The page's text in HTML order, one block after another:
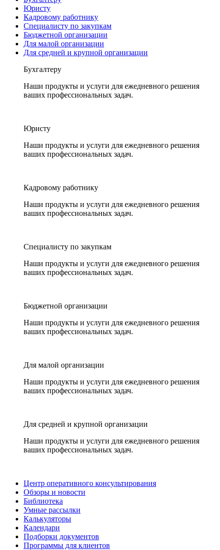
Юристу
Кадровому работнику
Специалисту по закупкам
Бюджетной организации
Для малой организации
Для средней и крупной организации
Бухгалтеру
Наши продукты и услуги для ежедневного решения
ваших профессиональных задач.
Юристу
Наши продукты и услуги для ежедневного решения
ваших профессиональных задач.
Кадровому работнику
Наши продукты и услуги для ежедневного решения
ваших профессиональных задач.
Специалисту по закупкам
Наши продукты и услуги для ежедневного решения
ваших профессиональных задач.
Бюджетной организации
Наши продукты и услуги для ежедневного решения
ваших профессиональных задач.
Для малой организации
Наши продукты и услуги для ежедневного решения
ваших профессиональных задач.
Для средней и крупной организации
Наши продукты и услуги для ежедневного решения
ваших профессиональных задач.
Центр оперативного консультирования
Обзоры и новости
Библиотека
Умные рассылки
Калькуляторы
Календари
Подборки документов
Программы для клиентов